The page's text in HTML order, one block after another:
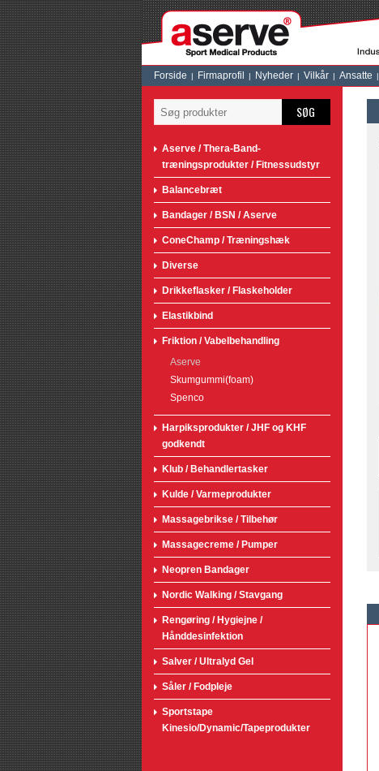
Forside Firmaprofil Nyheder Vilkår Ansatte
SØG
Aserve / Thera-Band-
træningsprodukter / Fitnessudstyr
Balancebræt
Bandager / BSN / Aserve
ConeChamp / Træningshæk
Diverse
Drikkeflasker / Flaskeholder
Elastikbind
Friktion / Vabelbehandling
Aserve
Skumgummi(foam)
Spenco
Harpiksprodukter / JHF og KHF
godkendt
Klub / Behandlertasker
Kulde / Varmeprodukter
Massagebrikse / Tilbehør
Massagecreme / Pumper
Neopren Bandager
Nordic Walking / Stavgang
Rengøring / Hygiejne /
Hånddesinfektion
Salver / Ultralyd Gel
Såler / Fodpleje
Sportstape
Kinesio/Dynamic/Tapeprodukter